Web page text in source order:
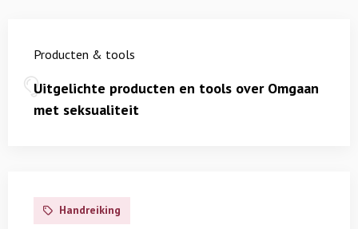
Wat is seksuele integriteit?
Het creëren van een open en veilig klimaat rondom
van anderen’.Dat geldt in de eerste plaats voor
Producten & tools
Uitgelichte producten en tools over Omgaan
met seksualiteit
meer
Handreiking